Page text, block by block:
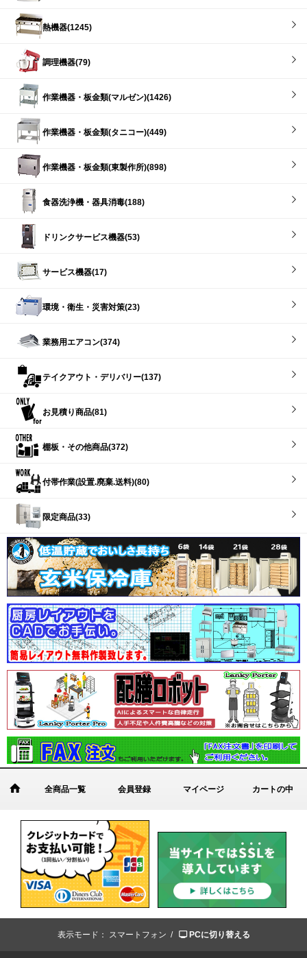
熱機器(1245)
調理機器(79)
作業機器・板金類(マルゼン)(1426)
作業機器・板金類(タニコー)(449)
作業機器・板金類(東製作所)(898)
食器洗浄機・器具消毒(188)
ドリンクサービス機器(53)
サービス機器(17)
環境・衛生・災害対策(23)
業務用エアコン(374)
テイクアウト・デリバリー(137)
お見積り商品(81)
棚板・その他商品(372)
付帯作業(設置.廃棄.送料)(80)
限定商品(33)
全商品一覧 会員登録 マイページ カートの中
表示モード： スマートフォン / PCに切り替える